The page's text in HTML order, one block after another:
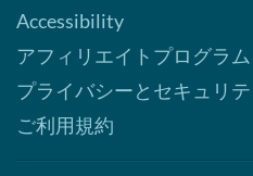
Accessibility
アフィリエイトプログラム
プライバシーとセキュリ
ご利用規約